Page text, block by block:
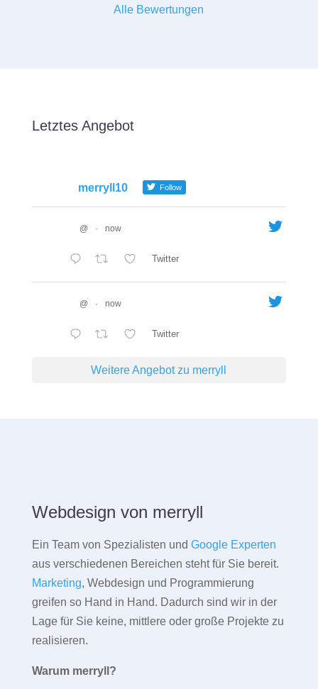
Alle Bewertungen
Letztes Angebot
merryll10 Follow
@ · now
Twitter
@ · now
Twitter
Weitere Angebot zu merryll
Webdesign von merryll
Ein Team von Spezialisten und Google Experten
aus verschiedenen Bereichen steht für Sie bereit.
Marketing, Webdesign und Programmierung
greifen so Hand in Hand. Dadurch sind wir in der
Lage für Sie keine, mittlere oder große Projekte zu
realisieren.
Warum merryll?